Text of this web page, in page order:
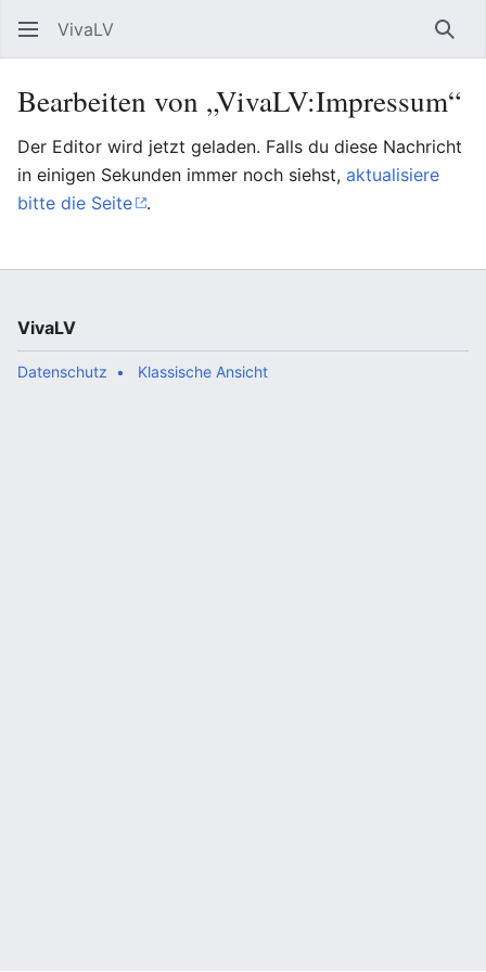
VivaLV
Bearbeiten von „VivaLV:Impressum“
Der Editor wird jetzt geladen. Falls du diese Nachricht
in einigen Sekunden immer noch siehst, aktualisiere
bitte die Seite
.
VivaLV
Datenschutz Klassische Ansicht